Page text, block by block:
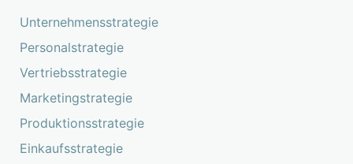
Unternehmensstrategie
Personalstrategie
Vertriebsstrategie
Marketingstrategie
Produktionsstrategie
Einkaufsstrategie